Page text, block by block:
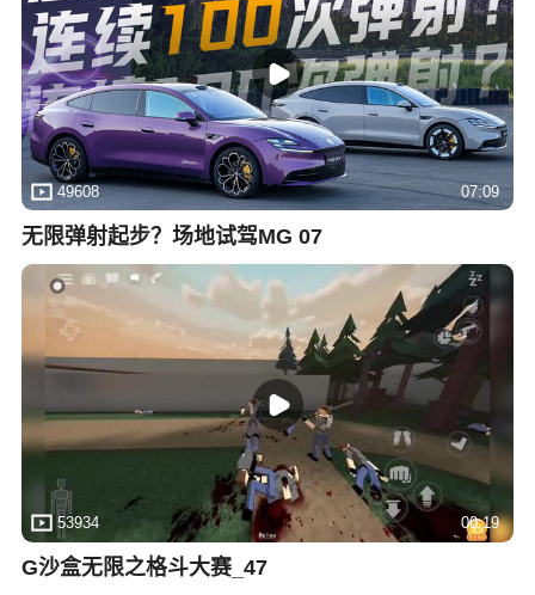
49608 07:09
无限弹射起步？场地试驾MG 07
53934 00:19
G沙盒无限之格斗大赛_47